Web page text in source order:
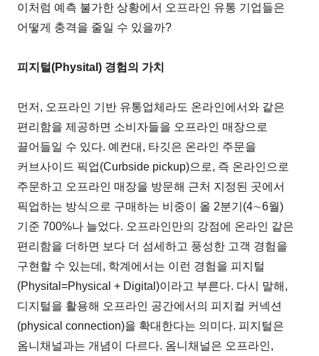
이처럼 예측 불가한 상황에서 오프라인 유통 기업들은
어떻게 충격을 줄일 수 있을까?
피지털(Physital) 경험의 가치
먼저, 오프라인 기반 유통업체라도 온라인에서와 같은
편리함을 제공하면 소비자들을 오프라인 매장으로
끌어들일 수 있다. 예컨대, 타깃은 온라인 주문을
커브사이드 픽업(Curbside pickup)으로, 즉 온라인으로
주문하고 오프라인 매장을 방문해 근처 지정된 곳에서
픽업하는 방식으로 구매하는 비중이 올 2분기(4∼6월)
기준 700%나 늘었다. 오프라인만의 강점에 온라인 같은
편리함을 더하면 보다 더 섬세하고 풍성한 고객 경험을
구현할 수 있는데, 학계에서는 이런 경험을 피지털
(Physital=Physical + Digital)이라고 부른다. 다시 말해,
디지털을 활용해 오프라인 공간에서의 피지컬 커넥션
(physical connection)을 확대한다는 의미다. 피지털은
옴니채널과는 개념이 다르다. 옴니채널은 오프라인,